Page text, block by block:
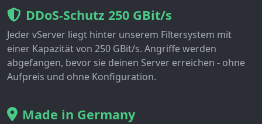
DDoS-Schutz 250 GBit/s
Jeder vServer liegt hinter unserem Filtersystem mit
einer Kapazität von 250 GBit/s. Angriffe werden
abgefangen, bevor sie deinen Server erreichen - ohne
Aufpreis und ohne Konfiguration.
Made in Germany